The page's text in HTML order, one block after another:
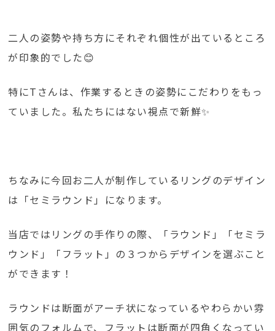
二人の姿勢や持ち方にそれぞれ個性が出ているところ
が印象的でした😊
特にTさんは、作業するときの姿勢にこだわりをもっ
ていました。私たちにはない視点で新鮮✨
ちなみに今回お二人が制作しているリングのデザイン
は「セミラウンド」になります。
当店ではリングの手作りの際、「ラウンド」「セミラ
ウンド」「フラット」の３つからデザインを選ぶこと
ができます！
ラウンドは断面がアーチ状になっているやわらかい雰
囲気のフォルムで、フラットは断面が四角くなってい